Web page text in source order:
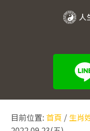
規
師
目前位置:首頁 / 生肖